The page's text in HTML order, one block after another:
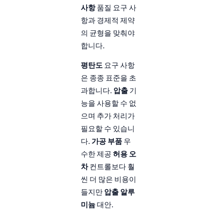
사항품질 요구 사
항과 경제적 제약
의 균형을 맞춰야
합니다.
평탄도 요구 사항
은 종종 표준을 초
과합니다. 압출 기
능을 사용할 수 없
으며 추가 처리가
필요할 수 있습니
다. 가공 부품 우
수한 제공 허용 오
차컨트롤보다 훨
씬 더 많은 비용이
들지만 압출 알루
미늄대안.